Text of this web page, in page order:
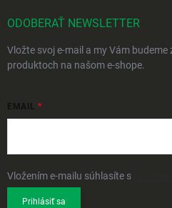
ODOBERAŤ NEWSLETTER
Vložte svoj e-mail a my Vám
produktoch na našom e-shope.
EMAIL
Vložením e-mailu súhlasíte s
Prihlásiť sa